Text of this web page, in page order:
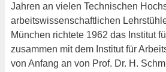
Jahren an vielen Technischen
arbeitswissenschaftlichen
München richtete 1962 das Institut
zusammen mit dem Institut für
von Anfang an von Prof. Dr. H.